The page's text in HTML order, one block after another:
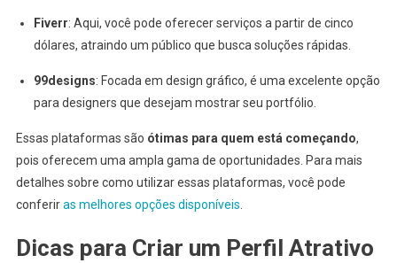
Fiverr: Aqui, você pode oferecer serviços a partir de cinco
dólares, atraindo um público que busca soluções rápidas.
99designs: Focada em design gráfico, é uma excelente opção
para designers que desejam mostrar seu portfólio.
Essas plataformas são ótimas para quem está começando,
pois oferecem uma ampla gama de oportunidades. Para mais
detalhes sobre como utilizar essas plataformas, você pode
conferiras melhores opções disponíveis.
Dicas para Criar um Perfil Atrativo